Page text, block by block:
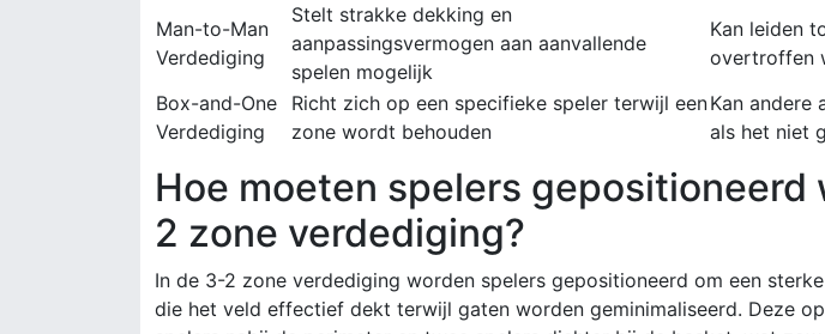
Man-to-Man
Verdediging
Stelt strakke dekking en
aanpassingsvermogen aan aanvallende
spelen mogelijk
Kan leiden
overtroffen
Box-and-One
Verdediging
Richt zich op een specifieke speler terwijl een
zone wordt behouden
Kan andere
als het niet
Hoe moeten spelers gepositioneerd
2 zone verdediging?
In de 3-2 zone verdediging worden spelers gepositioneerd om een
die het veld effectief dekt terwijl gaten worden geminimaliseerd. Deze